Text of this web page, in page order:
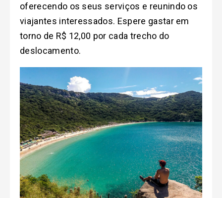
oferecendo os seus serviços e reunindo os
viajantes interessados. Espere gastar em
torno de R$ 12,00 por cada trecho do
deslocamento.